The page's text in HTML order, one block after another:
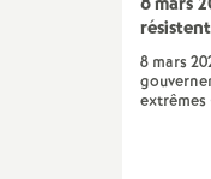
résistent
8 mars
extrêmes